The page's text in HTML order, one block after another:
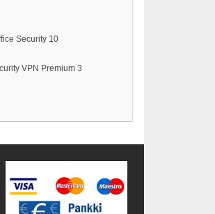
Security 10
VPN Premium 3